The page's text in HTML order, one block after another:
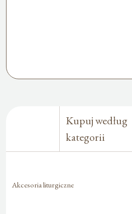
Kupuj według
kategorii
Akcesoria liturgiczne